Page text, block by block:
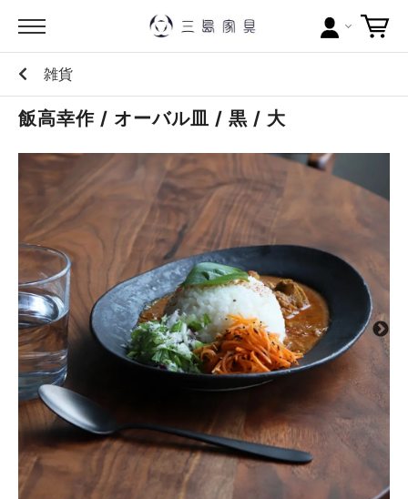
カテゴリー
ブランドから探す
問い合わせ
当店について
お買い物ガイド
ポイントについて
配送料について
ラッピングについて
メールマガジン
Instagram
雑貨
飯高幸作 / オーバル皿 / 黒 / 大